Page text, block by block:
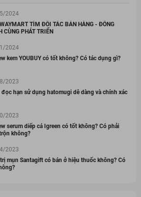
2024
TÌM ĐỐI TÁC BÁN HÀNG - ĐỒNG
CÙNG PHÁT TRIỂN
2024
kem YOUBUY có tốt không? Có tác dụng gì?
2023
đọc hạn sử dụng hatomugi dễ dàng và chính xác
2023
serum diếp cá Igreen có tốt không? Có phải
không?
2023
trị mụn Santagift có bán ở hiệu thuốc không? Có